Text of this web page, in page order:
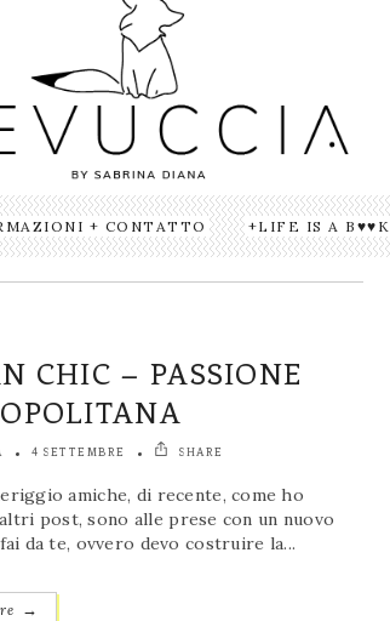
+ CONTATTO LIFE IS A B♥♥K
CHIC – PASSIONE
4 SETTEMBRE SHARE
amiche, di recente, come ho
post, sono alle prese con un nuovo
da te, ovvero devo costruire la...
→